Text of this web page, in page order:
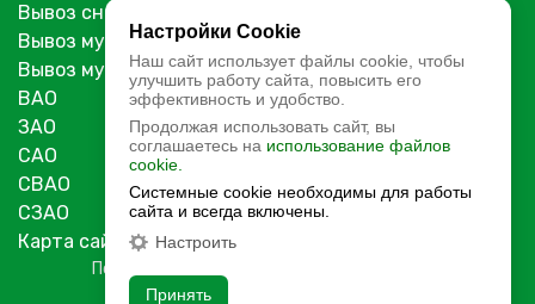
Вывоз снега с погрузкой
Вывоз мусора ТБО
Вывоз мусора ТКО
ВАО
ЗАО
САО
СВАО
СЗАО
Карта сайта
Политика обработки персональных данных
Настройки Cookie
Наш сайт использует файлы cookie, чтобы
улучшить работу сайта, повысить его
эффективность и удобство.
Продолжая использовать сайт, вы
соглашаетесь на использование файлов
cookie.
Системные cookie необходимы для работы
сайта и всегда включены.
Настроить
Принять